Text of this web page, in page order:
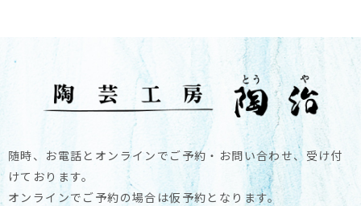
随時、お電話とオンラインでご予約・お問い合わせ、受け付
けております。
オンラインでご予約の場合は仮予約となります。